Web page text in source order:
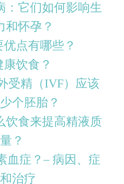
：它们如何影响生
和怀孕？
点有哪些？
饮食？
受精（IVF）应该
个胚胎？
饮食来提高精液质
量？
血症？– 病因、症
治疗